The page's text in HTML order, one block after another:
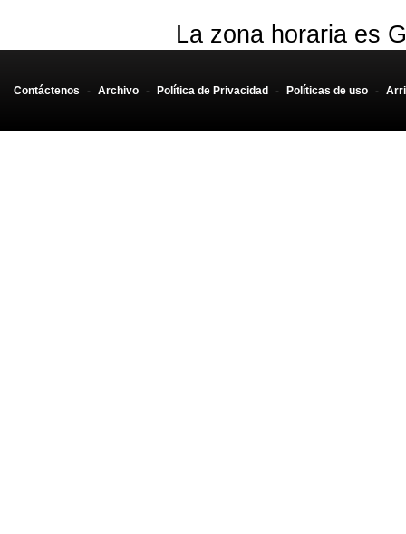
La zona horaria es
Contáctenos - Archivo - Política de Privacidad - Políticas de uso -